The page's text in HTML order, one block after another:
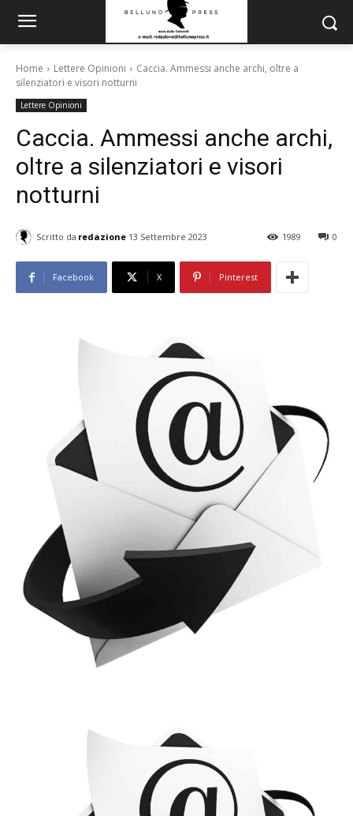
Home Lettere Opinioni
Caccia. Ammessi anche archi, oltre a
silenziatori e visori notturni
Lettere Opinioni
Caccia. Ammessi anche archi,
oltre a silenziatori e visori
notturni
Scritto da redazione 13 Settembre 2023 0
1989
Facebook X Pinterest